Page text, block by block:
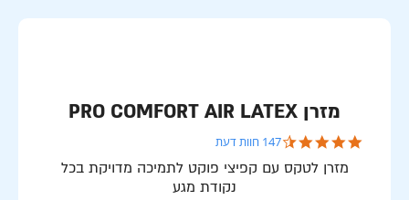
מזרן PRO COMFORT AIR LATEX
4.7 star rating
147 חוות דעת
מזרן לטקס עם קפיצי פוקט לתמיכה מדויקת בכל
נקודת מגע